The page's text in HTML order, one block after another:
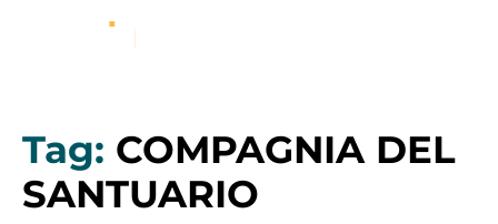
Tag: COMPAGNIA DEL
SANTUARIO